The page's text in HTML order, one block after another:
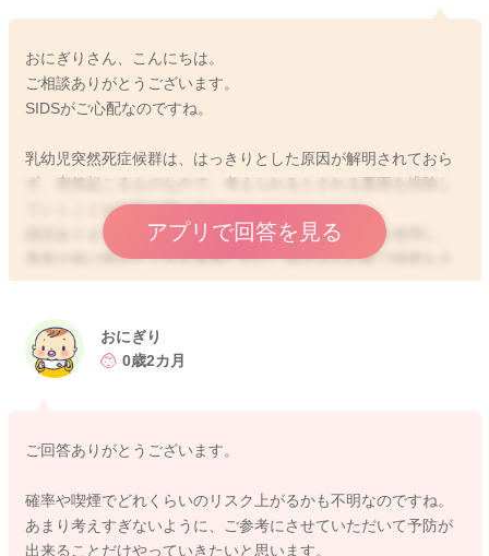
おにぎりさん、こんにちは。
ご相談ありがとうございます。
SIDSがご心配なのですね。
乳幼児突然死症候群は、はっきりとした原因が解明されておら
ず、突然起こるものなので、考えられるとされる要因を排除し
ていくことが大切と思います。
諸説ありますが、うつ伏せ寝を避ける、硬いマットを使用し、
厚着や掛け物をたくさん使用しない、赤ちゃんの前で喫煙をさ
ける、なるべく母乳育児を行う、一人部屋で寝かせないなどの
ただいていても、100%予防できないのが現状でもあります。
確かに、喫煙をなさっている方が近くにいらっしゃれば、お子
具体的なことはまだ解明されていません。
さっているような、分煙や、喫煙後しばらくしてからお子さん
と関わるなど、可能な範囲の対策をしていただければ良いよう
アプリで回答を見る
おにぎり
0歳2カ月
ご回答ありがとうございます。
確率や喫煙でどれくらいのリスク上がるかも不明なのですね。
あまり考えすぎないように、ご参考にさせていただいて予防が
出来ることだけやっていきたいと思います。